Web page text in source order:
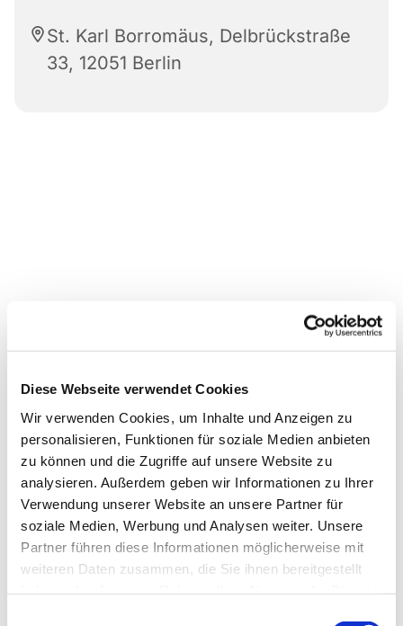
Diese Webseite verwendet Cookies
Wir verwenden Cookies, um Inhalte und Anzeigen zu
personalisieren, Funktionen für soziale Medien anbieten
zu können und die Zugriffe auf unsere Website zu
analysieren. Außerdem geben wir Informationen zu Ihrer
Verwendung unserer Website an unsere Partner für
soziale Medien, Werbung und Analysen weiter. Unsere
Partner führen diese Informationen möglicherweise mit
weiteren Daten zusammen, die Sie ihnen bereitgestellt
St. Karl Borromäus, Delbrückstraße
33, 12051 Berlin
Dies könnte Sie auch
interessieren